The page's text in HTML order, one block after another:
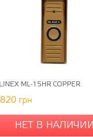
ML-15HR COPPER
грн
НЕТ В НАЛИЧИИ